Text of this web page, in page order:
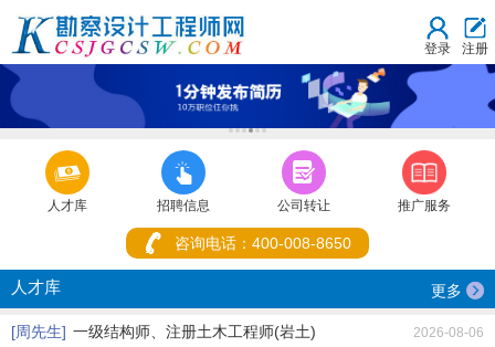
登录 注册

人才库

招聘信息

公司转让 推广服务
咨询电话：400-008-8650
人才库 更多
[周先生] 一级结构师、注册土木工程师(岩土)
2026-08-06